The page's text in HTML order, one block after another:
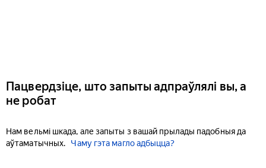
Пацвердзіце, што запыты адпраўлялі вы, а
не робат
Нам вельмі шкада, але запыты з вашай прылады падобныя да
аўтаматычных.
Чаму гэта магло адбыцца?